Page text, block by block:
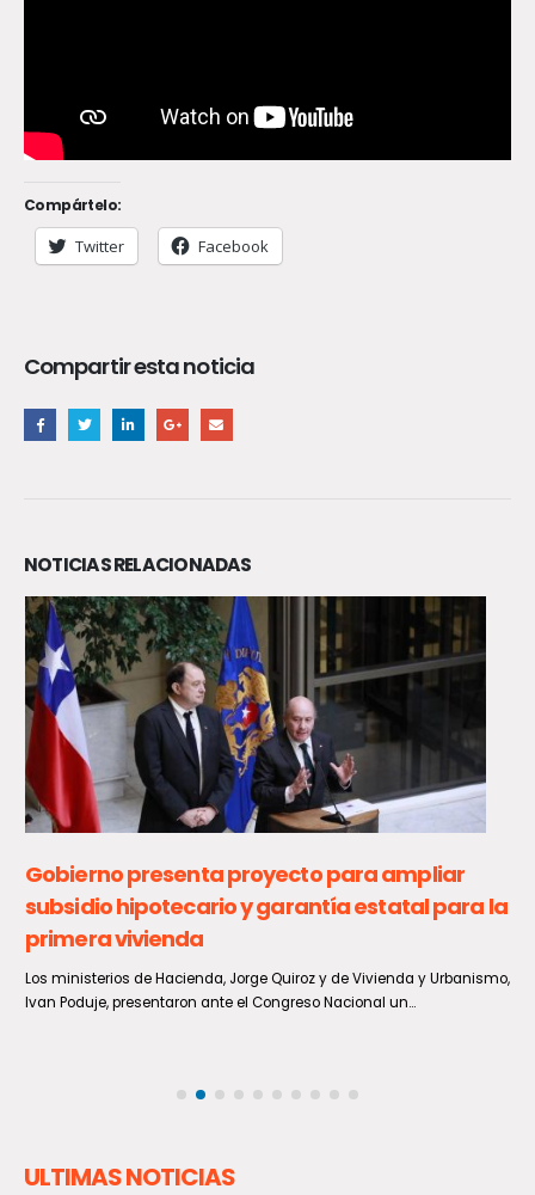
Compártelo:
Twitter Facebook
Compartir esta noticia
NOTICIAS RELACIONADAS
Gobierno presenta proyecto para ampliar
subsidio hipotecario y garantía estatal para la
primera vivienda
Los ministerios de Hacienda, Jorge Quiroz y de Vivienda y Urbanismo,
Ivan Poduje, presentaron ante el Congreso Nacional un...
ULTIMAS NOTICIAS